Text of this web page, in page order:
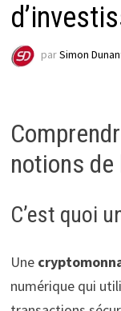
parSimon
notions
C’est quoi
Une
numérique qui